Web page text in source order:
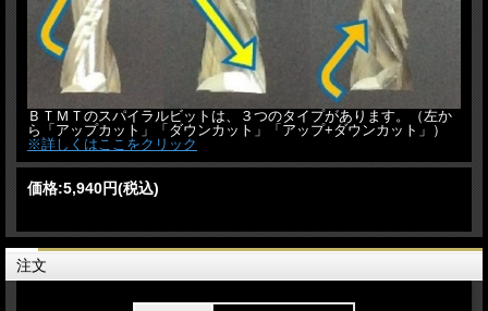
ＢＴＭＴのスパイラルビットは、３つのタイプがあります。（左か
ら「アップカット」「ダウンカット」「アップ+ダウンカット」）
※詳しくはここをクリック
価格:5,940円(税込)
注文